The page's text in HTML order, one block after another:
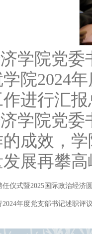
学院党
院2024
进行汇
学院党
成效，
展再攀
仪式暨2025国际政治经济
年度党支部书记述职评